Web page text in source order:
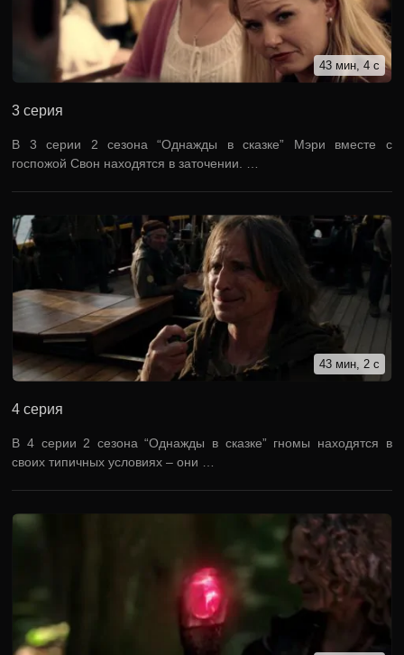
43 мин, 4 с
3 серия
В 3 серии 2 сезона “Однажды в сказке” Мэри вместе с
госпожой Свон находятся в заточении. …
43 мин, 2 с
4 серия
В 4 серии 2 сезона “Однажды в сказке” гномы находятся в
своих типичных условиях – они …